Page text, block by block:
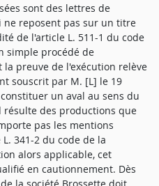
sont des lettres de
reposent pas sur un titre
de l'article L. 511-1 du code
simple procédé de
preuve de l'exécution relève
souscrit par M. [L] le 19
un aval au sens du
des productions que
pas les mentions
341-2 du code de la
alors applicable, cet
en cautionnement. Dès